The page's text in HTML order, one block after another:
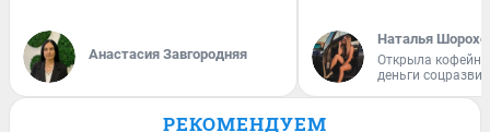
Анастасия Завгородняя
Наталья
Открыла
деньги
РЕКОМЕНДУЕМ